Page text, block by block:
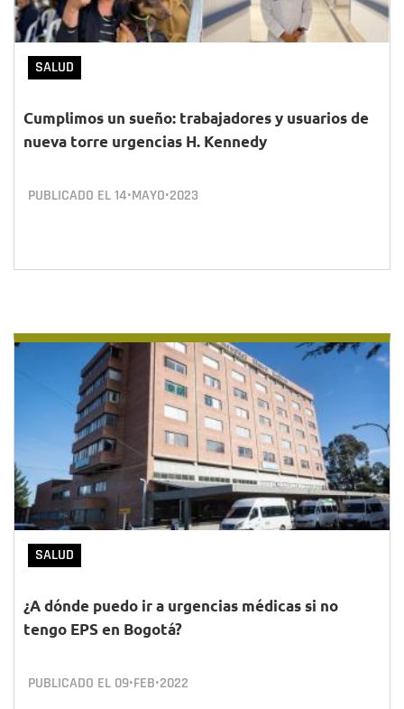
SALUD
Cumplimos un sueño: trabajadores y usuarios de
nueva torre urgencias H. Kennedy
PUBLICADO EL14•MAYO•2023
SALUD
¿A dónde puedo ir a urgencias médicas si no
tengo EPS en Bogotá?
PUBLICADO EL 09•FEB•2022